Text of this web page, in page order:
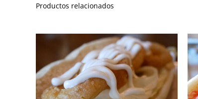
Productos relacionados
SELECT OPTIONS / DETALLES